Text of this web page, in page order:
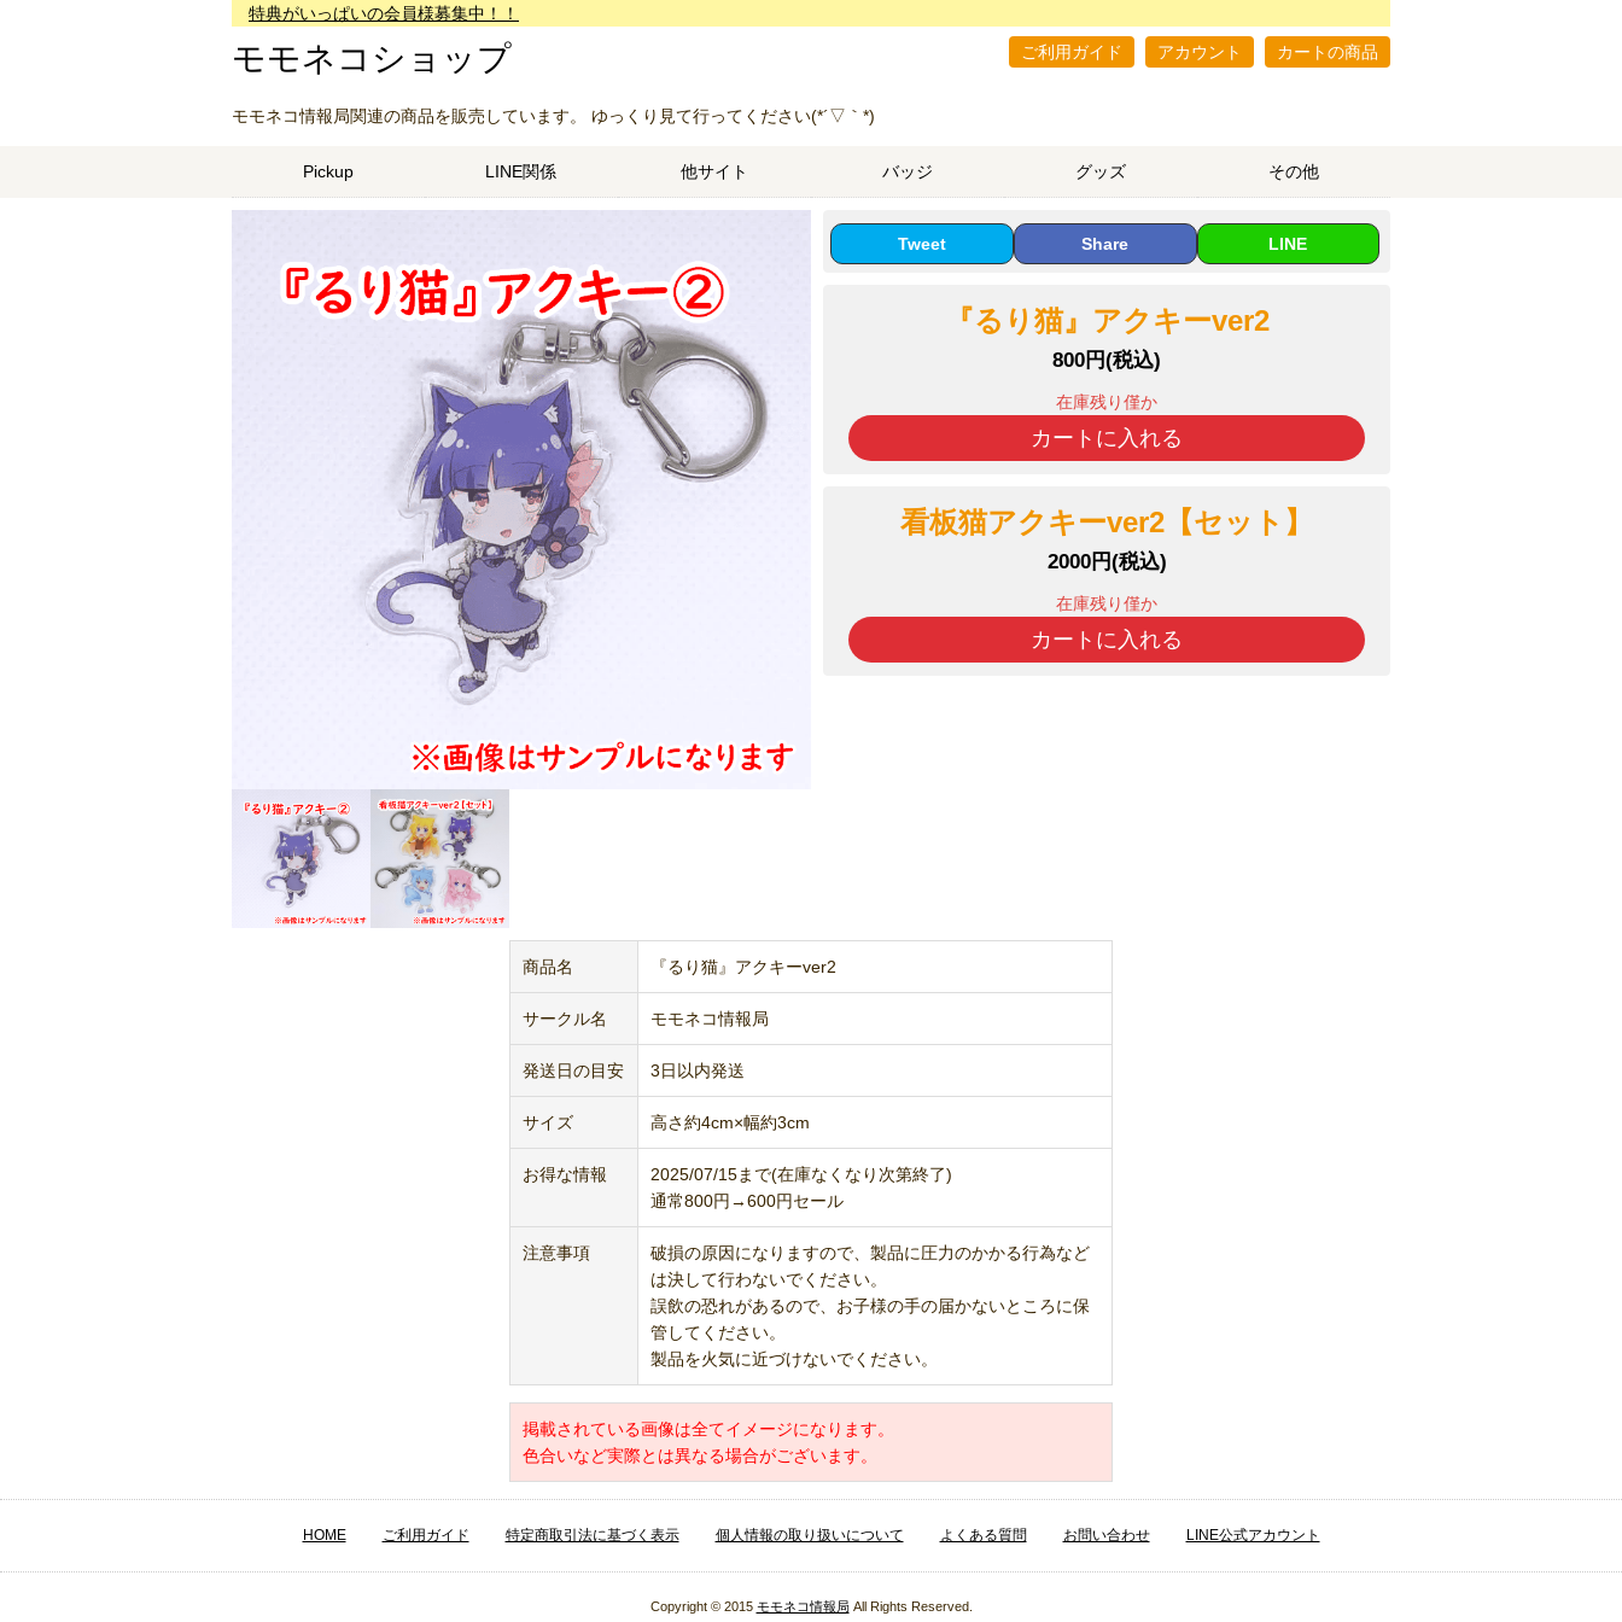
特典がいっぱいの会員様募集中！！
モモネコショップ ご利用ガイド アカウント カートの商品
モモネコ情報局関連の商品を販売しています。 ゆっくり見て行ってください(*´▽｀*)
Pickup LINE関係 他サイト バッジ グッズ その他
Tweet Share LINE
『るり猫』アクキーver2
800円(税込)
在庫残り僅か
カートに入れる
看板猫アクキーver2【セット】
2000円(税込)
在庫残り僅か
カートに入れる
商品名 『るり猫』アクキーver2
サークル名 モモネコ情報局
発送日の目安 3日以内発送
サイズ 高さ約4cm×幅約3cm
お得な情報
2025/07/15まで(在庫なくなり次第終了)
通常800円→600円セール
注意事項
破損の原因になりますので、製品に圧力のかかる行為など
は決して行わないでください。
誤飲の恐れがあるので、お子様の手の届かないところに保
管してください。
製品を火気に近づけないでください。
掲載されている画像は全てイメージになります。
色合いなど実際とは異なる場合がございます。
HOME ご利用ガイド 特定商取引法に基づく表示 個人情報の取り扱いについて よくある質問 お問い合わせ LINE公式アカウント
Copyright © 2015 モモネコ情報局All Rights Reserved.